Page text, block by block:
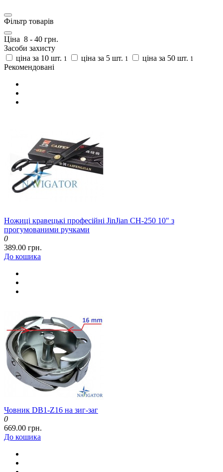
Фільтр товарів
Ціна 8 - 40 грн.
Засоби захисту
ціна за 10 шт. 1 ціна за 5 шт. 1 ціна за 50 шт. 1
Рекомендовані
Ножиці кравецькі професійні JinJian CH-250 10" з
прогумованими ручками
0
389.00 грн.
До кошика
Човник DB1-Z16 на зиг-заг
0
669.00 грн.
До кошика